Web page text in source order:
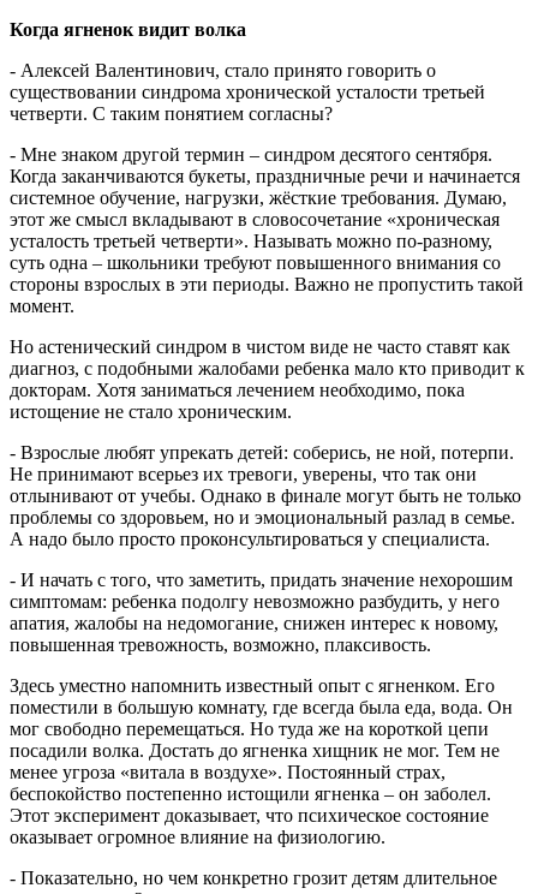
Когда ягненок видит волка
- Алексей Валентинович, стало принято говорить о
существовании синдрома хронической усталости третьей
четверти. С таким понятием согласны?
- Мне знаком другой термин – синдром десятого сентября.
Когда заканчиваются букеты, праздничные речи и начинается
системное обучение, нагрузки, жёсткие требования. Думаю,
этот же смысл вкладывают в словосочетание «хроническая
усталость третьей четверти». Называть можно по-разному,
суть одна – школьники требуют повышенного внимания со
стороны взрослых в эти периоды. Важно не пропустить такой
момент.
Но астенический синдром в чистом виде не часто ставят как
диагноз, с подобными жалобами ребенка мало кто приводит к
докторам. Хотя заниматься лечением необходимо, пока
истощение не стало хроническим.
- Взрослые любят упрекать детей: соберись, не ной, потерпи.
Не принимают всерьез их тревоги, уверены, что так они
отлынивают от учебы. Однако в финале могут быть не только
проблемы со здоровьем, но и эмоциональный разлад в семье.
А надо было просто проконсультироваться у специалиста.
- И начать с того, что заметить, придать значение нехорошим
симптомам: ребенка подолгу невозможно разбудить, у него
апатия, жалобы на недомогание, снижен интерес к новому,
повышенная тревожность, возможно, плаксивость.
Здесь уместно напомнить известный опыт с ягненком. Его
поместили в большую комнату, где всегда была еда, вода. Он
мог свободно перемещаться. Но туда же на короткой цепи
посадили волка. Достать до ягненка хищник не мог. Тем не
менее угроза «витала в воздухе». Постоянный страх,
беспокойство постепенно истощили ягненка – он заболел.
Этот эксперимент доказывает, что психическое состояние
оказывает огромное влияние на физиологию.
- Показательно, но чем конкретно грозит детям длительное